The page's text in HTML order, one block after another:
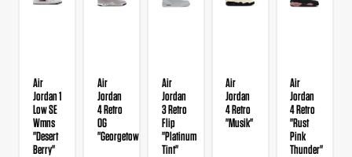
Air
Jordan 1
Low SE
Wmns
"Desert
Berry"
Air
Jordan
4 Retro
OG
"Georgetown"
Air
Jordan
3 Retro
Flip
"Platinum
Tint"
Air
Jordan
4 Retro
"Musik"
Air
Jordan
4 Retro
"Rust
Pink
Thunder"